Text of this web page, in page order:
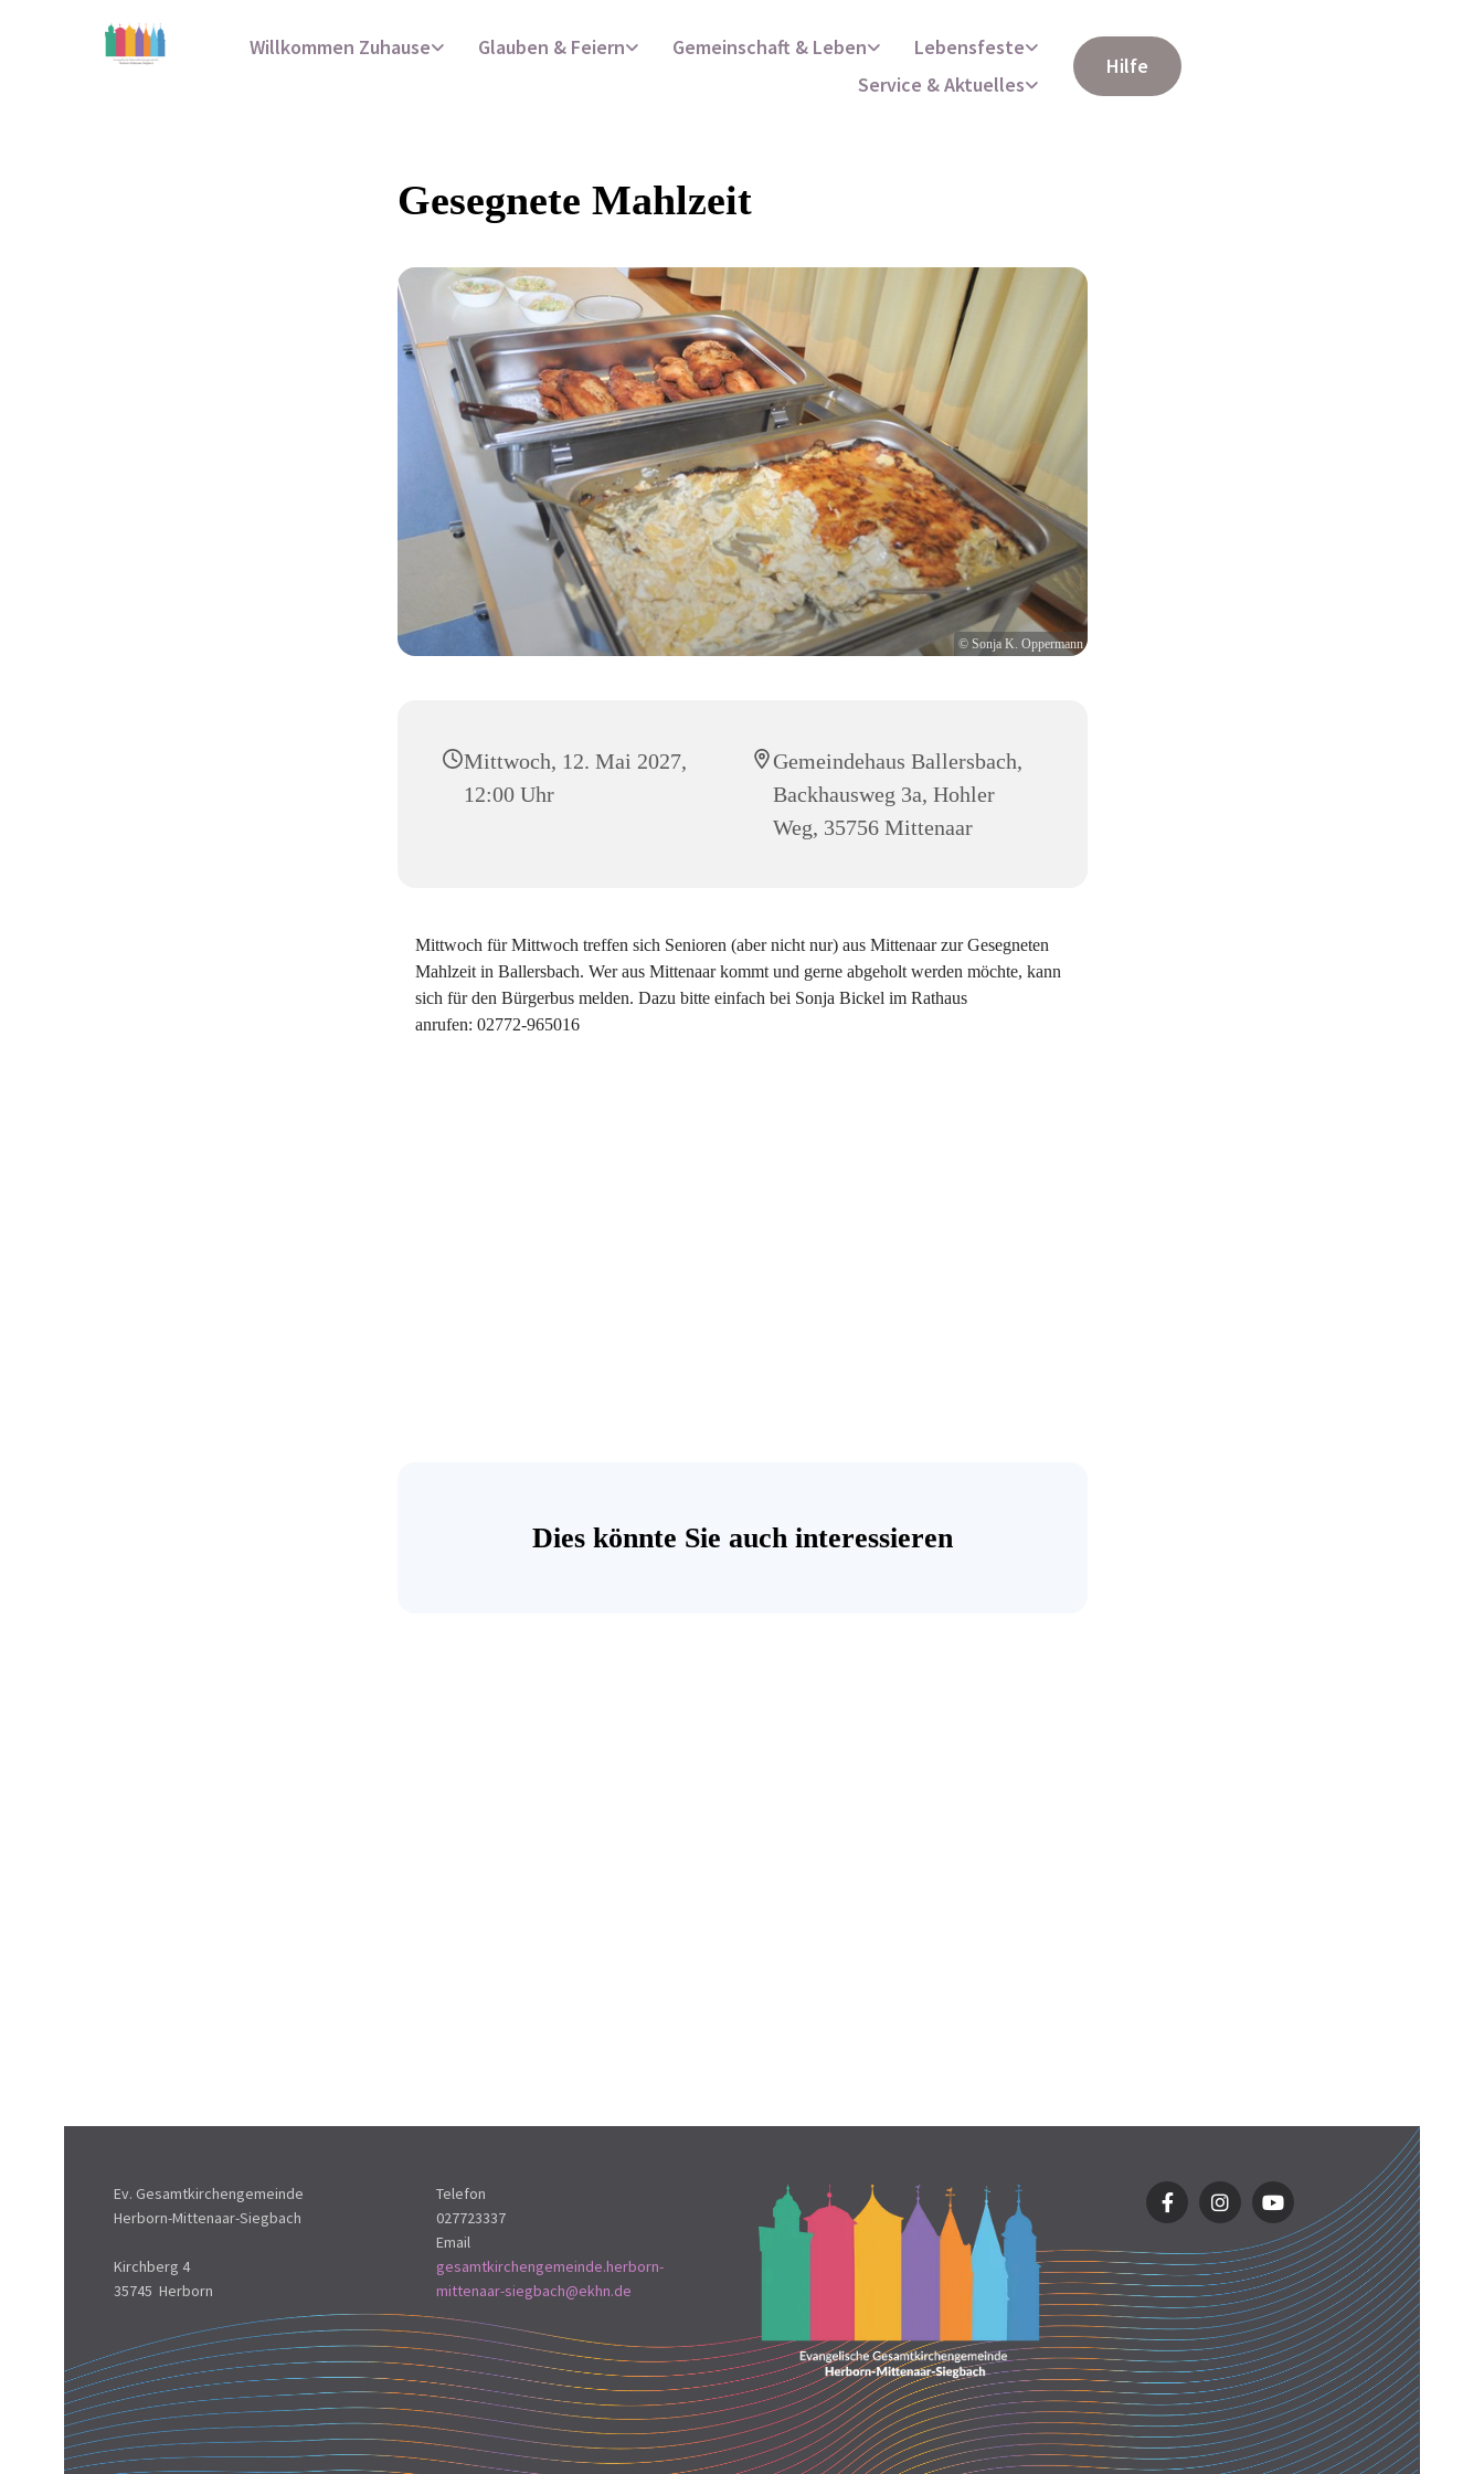
Willkommen Zuhause Glauben & Feiern Gemeinschaft & Leben
Lebensfeste
Service & Aktuelles
Hilfe
Gesegnete Mahlzeit
© Sonja K. Oppermann
Mittwoch, 12. Mai 2027,
12:00 Uhr
Gemeindehaus Ballersbach,
Backhausweg 3a, Hohler
Weg, 35756 Mittenaar
Mittwoch für Mittwoch treffen sich Senioren (aber nicht nur) aus Mittenaar zur Gesegneten
Mahlzeit in Ballersbach. Wer aus Mittenaar kommt und gerne abgeholt werden möchte, kann
sich für den Bürgerbus melden. Dazu bitte einfach bei Sonja Bickel im Rathaus
anrufen: 02772-965016
Dies könnte Sie auch interessieren
Ev. Gesamtkirchengemeinde
Herborn-Mittenaar-Siegbach
Kirchberg 4
35745 Herborn
Telefon
027723337
Email
gesamtkirchengemeinde.herborn-
mittenaar-siegbach@ekhn.de